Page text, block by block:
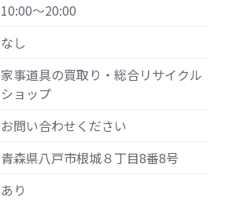
10:00～20:00
なし
家事道具の買取り・総合リサイクル
ショップ
お問い合わせください
青森県八戸市根城８丁目8番8号
あり